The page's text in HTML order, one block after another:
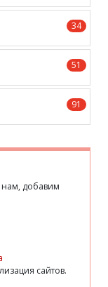
34
51
91
добавим
сайтов.